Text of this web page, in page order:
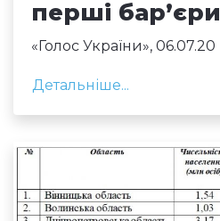
перші бар’єри
«Голос України», 06.07.20
Детальніше...